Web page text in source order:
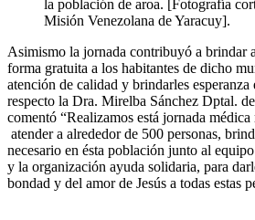
la población de aroa. [Fotografía
Misión Venezolana de Yaracuy].
Asimismo la jornada contribuyó a brindar
forma gratuita a los habitantes de dicho
atención de calidad y brindarles esperanza
respecto la Dra. Mirelba Sánchez Dptal.
comentó “Realizamos está jornada
atender a alrededor de 500 personas,
necesario en ésta población junto al
y la organización ayuda solidaria, para
bondad y del amor de Jesús a todas estas